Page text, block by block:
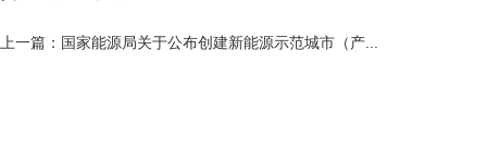
上一篇：国家能源局关于公布创建新能源示范城市（产...